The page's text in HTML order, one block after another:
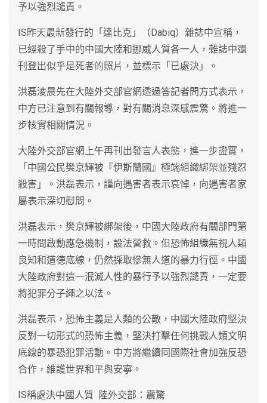
予以強烈譴責。
IS昨天最新發行的「達比克」（Dabiq）雜誌中宣稱，
已經殺了手中的中國大陸和挪威人質各一人，雜誌中還
刊登出似乎是死者的照片，並標示「已處決」。
洪磊淩晨先在大陸外交部官網透過答記者問方式表示，
中方已注意到有關報導，對有關消息深感震驚。將進一
步核實相關情況。
大陸外交部官網上午再刊出發言人表態，進一步證實，
「中國公民樊京輝被『伊斯蘭國』極端組織綁架並殘忍
殺害」。洪磊表示，謹向遇害者表示哀悼，向遇害者家
屬表示深切慰問。
洪磊表示，樊京輝被綁架後，中國大陸政府有關部門第
一時間啟動應急機制，設法營救。但恐怖組織無視人類
良知和道德底線，仍然採取慘無人道的暴力行徑。中國
大陸政府對這一泯滅人性的暴行予以強烈譴責，一定要
將犯罪分子繩之以法。
洪磊表示，恐怖主義是人類的公敵，中國大陸政府堅決
反對一切形式的恐怖主義，堅決打擊任何挑戰人類文明
底線的暴恐犯罪活動。中方將繼續同國際社會加強反恐
合作，維護世界和平與安寧。
IS稱處決中國人質 陸外交部：震驚